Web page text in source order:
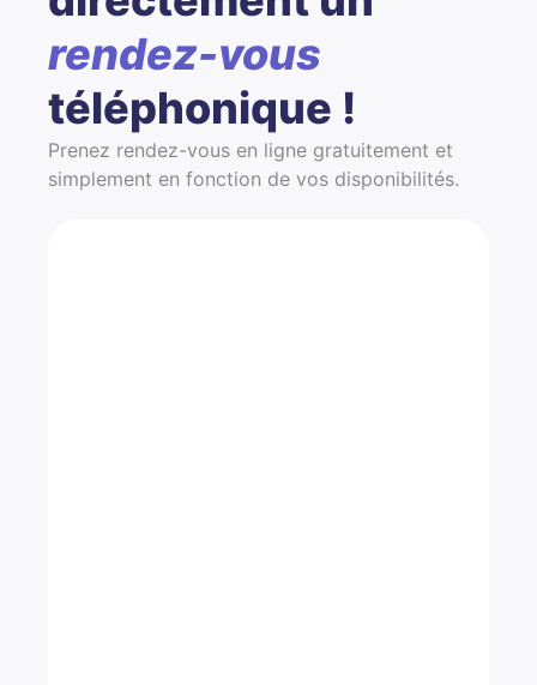
rendez-vous
téléphonique !
Prenez rendez-vous en ligne gratuitement et
simplement en fonction de vos disponibilités.